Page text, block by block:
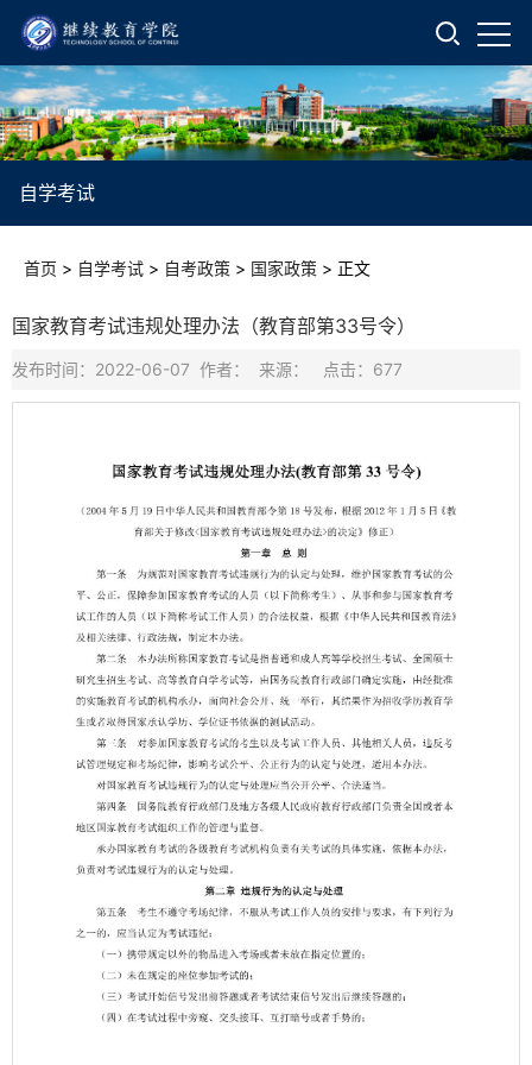
自学考试
首页 > 自学考试 > 自考政策 > 国家政策 > 正文
国家教育考试违规处理办法（教育部第33号令）
发布时间：2022-06-07 作者： 来源： 点击： 677